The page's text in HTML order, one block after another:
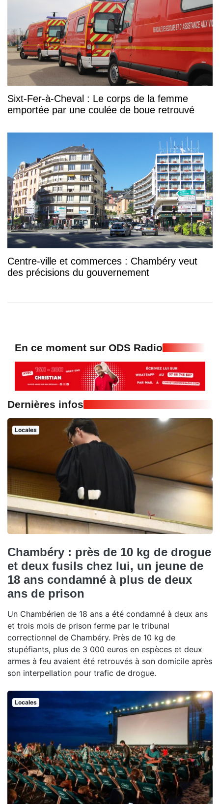
Sixt-Fer-à-Cheval : Le corps de la femme
emportée par une coulée de boue retrouvé
Centre-ville et commerces : Chambéry veut
des précisions du gouvernement
En ce moment sur ODS Radio
Dernières infos
Locales
Chambéry : près de 10 kg de drogue
et deux fusils chez lui, un jeune de
18 ans condamné à plus de deux
ans de prison
Un Chambérien de 18 ans a été condamné à deux ans
et trois mois de prison ferme par le tribunal
correctionnel de Chambéry. Près de 10 kg de
stupéfiants, plus de 3 000 euros en espèces et deux
armes à feu avaient été retrouvés à son domicile après
son interpellation pour trafic de drogue.
Locales